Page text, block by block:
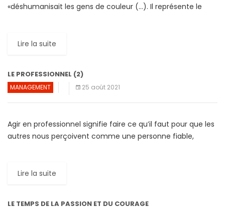
«déshumanisait les gens de couleur (…). Il représente le
Lire la suite
LE PROFESSIONNEL (2)
MANAGEMENT 25 août 2021
Agir en professionnel signifie faire ce qu’il faut pour que les
autres nous perçoivent comme une personne fiable,
Lire la suite
LE TEMPS DE LA PASSION ET DU COURAGE